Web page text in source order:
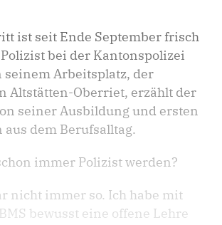
ist seit Ende September frisch
bei der Kantonspolizei
seinem Arbeitsplatz, der
Altstätten-Oberriet, erzählt der
seiner Ausbildung und ersten
dem Berufsalltag.
immer Polizist werden?
nicht immer so. Ich habe mit
bewusst eine offene Lehre